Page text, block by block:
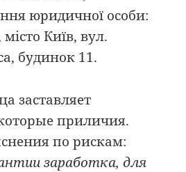
юридичної особи:
Київ, вул.
будинок 11.
заставляет
приличия.
по рискам:
заработка, для